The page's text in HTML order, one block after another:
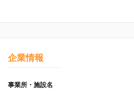
企業情報
事業所・施設名